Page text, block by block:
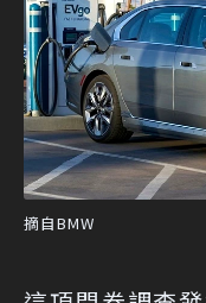
摘自BMW